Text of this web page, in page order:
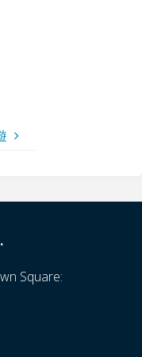
Square: